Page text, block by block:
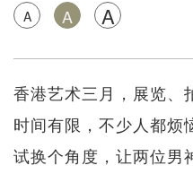
A A A
香港艺术三月，展览、
时间有限，不少人都烦
试换个角度，让两位男